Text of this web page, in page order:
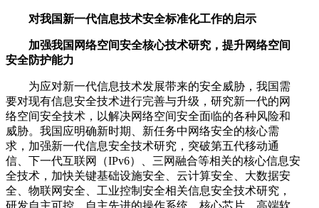
对我国新一代信息技术安全标准化工作的启示
加强我国网络空间安全核心技术研究，提升网络空间
安全防护能力
为应对新一代信息技术发展带来的安全威胁，我国需
要对现有信息安全技术进行完善与升级，研究新一代的网
络空间安全技术，以解决网络空间安全面临的各种风险和
威胁。我国应明确新时期、新任务中网络安全的核心需
求，加强新一代信息安全技术研究，突破第五代移动通
信、下一代互联网（IPv6）、三网融合等相关的核心信息安
全技术，加快关键基础设施安全、云计算安全、大数据安
全、物联网安全、工业控制安全相关信息安全技术研究，
研发自主可控、自主先进的操作系统、核心芯片、高端软